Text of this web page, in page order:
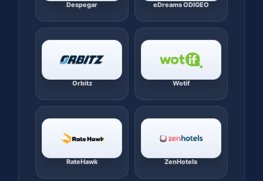
Despegar eDreams ODIGEO
Orbitz Wotif
RateHawk ZenHotels